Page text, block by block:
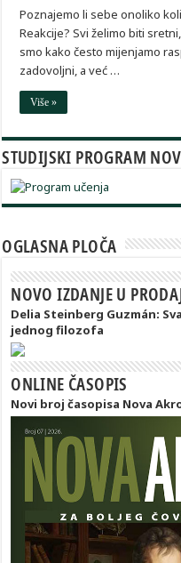
Poznajemo li sebe onoliko
Reakcije? Svi želimo biti
smo kako često mijenjamo
zadovoljni, a već …
Više »
STUDIJSKI PROGRAM
OGLASNA PLOČA
NOVO IZDANJE U
Delia Steinberg Guzmán:
jednog filozofa
ONLINE ČASOPIS
Novi broj časopisa Nova